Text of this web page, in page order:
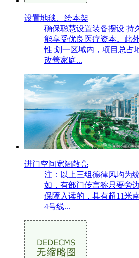
设置地毯、绘本架
确保聪慧设置装备摆设 持
能享受优良医疗资本。此
性 划一区域内，项目总占
改善家庭...
进门空间宽阔敞亮
注：以上三组德律风均为
如，有部门传言称只要旁
保障入读的，具有超11米
4号线...